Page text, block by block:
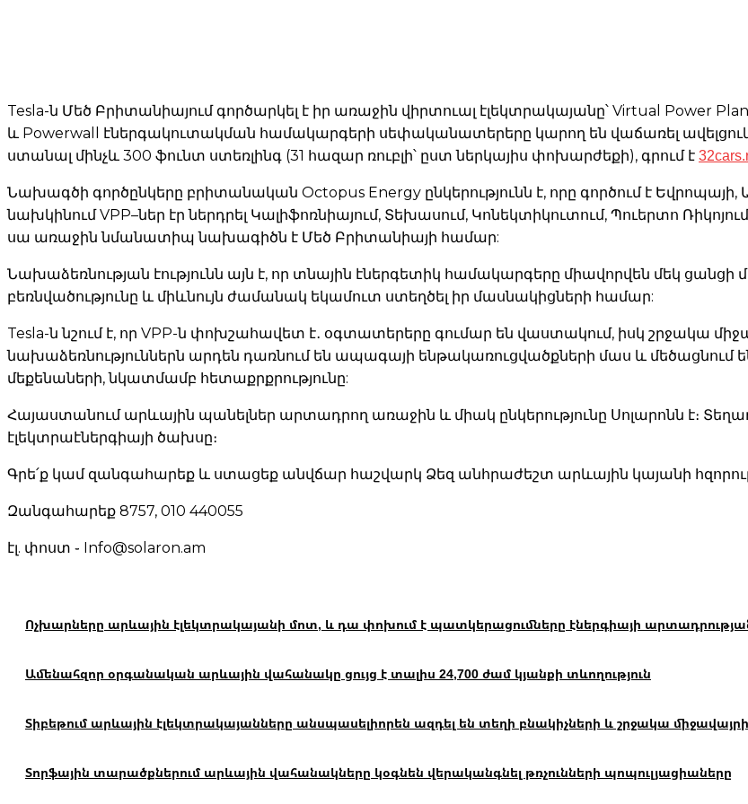
Tesla-ն Մեծ Բրիտանիայում գործարկել է իր առաջին վիրտուալ էլեկտրակայանը՝ Virtual Power
և Powerwall էներգակուտակման համակարգերի սեփականատերերը կարող են վաճառել
ստանալ մինչև 300 ֆունտ ստեռլինգ (31 հազար ռուբլի՝ ըստ ներկայիս փոխարժեքի), գրում է
Նախագծի գործընկերը բրիտանական Octopus Energy ընկերությունն է, որը գործում է Եվրոպայի,
նախկինում VPP–ներ էր ներդրել Կալիֆոռնիայում, Տեխասում, Կոնեկտիկուտում, Պուերտո
սա առաջին նմանատիպ նախագիծն է Մեծ Բրիտանիայի համար:
Նախաձեռնության էությունն այն է, որ տնային էներգետիկ համակարգերը միավորվեն մեկ ցանցի
բեռնվածությունը և միևնույն ժամանակ եկամուտ ստեղծել իր մասնակիցների համար:
Tesla-ն նշում է, որ VPP-ն փոխշահավետ է․ օգտատերերը գումար են վաստակում, իսկ շրջակա
նախաձեռնություններն արդեն դառնում են ապագայի ենթակառուցվածքների մաս և մեծացնում
մեքենաների, նկատմամբ հետաքրքրությունը:
Հայաստանում արևային պանելներ արտադրող առաջին և միակ ընկերությունը Սոլարոնն է։
էլեկտրաէներգիայի ծախսը։
Գրե՛ք կամ զանգահարեք և ստացեք անվճար հաշվարկ Ձեզ անհրաժեշտ արևային կայանի
Զանգահարեք 8757, 010 440055
էլ. փոստ ֊ Info@solaron.am
Ոչխարները արևային էլեկտրակայանի մոտ, և դա փոխում է պատկերացումները էներգիայի
Ամենահզոր օրգանական արևային վահանակը ցույց է տալիս 24,700 ժամ կյանքի տևողություն
Տիբեթում արևային էլեկտրակայանները անսպասելիորեն ազդել են տեղի բնակիչների և շրջակա
Տորֆային տարածքներում արևային վահանակները կօգնեն վերականգնել թռչունների պոպուլյացիաները